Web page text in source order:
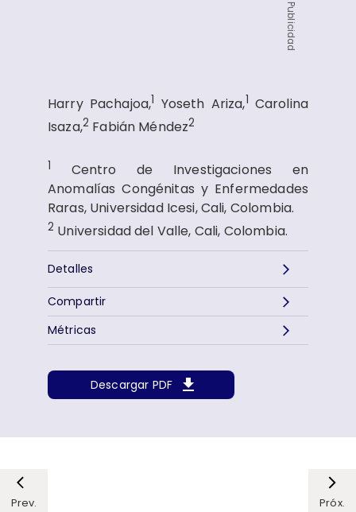
Publicidad
Harry Pachajoa,1 Yoseth Ariza,1 Carolina
Isaza,2 Fabián Méndez2
1 Centro de Investigaciones en
Anomalías Congénitas y Enfermedades
Raras, Universidad Icesi, Cali, Colombia.
2 Universidad del Valle, Cali, Colombia.
Detalles
Descargar PDF
Métricas
Compartir
Prev. Próx.